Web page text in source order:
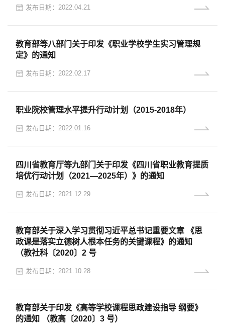
发布日期：2022.04.21
教育部等八部门关于印发《职业学校学生实习管理规
定》的通知
发布日期：2022.02.17
职业院校管理水平提升行动计划（2015-2018年）
发布日期：2022.01.16
四川省教育厅等九部门关于印发《四川省职业教育提质
培优行动计划（2021—2025年）》的通知
发布日期：2021.12.29
教育部关于深入学习贯彻习近平总书记重要文章 《思
政课是落实立德树人根本任务的关键课程》的通知
（教社科〔2020〕2 号
发布日期：2021.10.28
教育部关于印发《高等学校课程思政建设指导 纲要》
的通知 （教高〔2020〕3 号）